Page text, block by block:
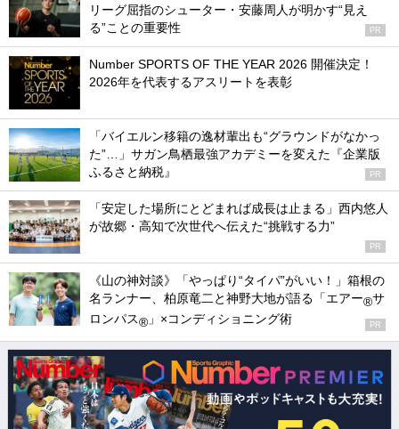
リーグ屈指のシューター・安藤周人が明かす“見え
る”ことの重要性
PR
Number SPORTS OF THE YEAR 2026 開催決定！
2026年を代表するアスリートを表彰
「バイエルン移籍の逸材輩出も“グラウンドがなかっ
た”…」サガン鳥栖最強アカデミーを変えた『企業版
ふるさと納税』
PR
「安定した場所にとどまれば成長は止まる」西内悠人
が故郷・高知で次世代へ伝えた“挑戦する力”
PR
《山の神対談》「やっぱり“タイパ”がいい！」箱根の
名ランナー、柏原竜二と神野大地が語る「エアー®サ
ロンパス® 」×コンディショニング術 PR